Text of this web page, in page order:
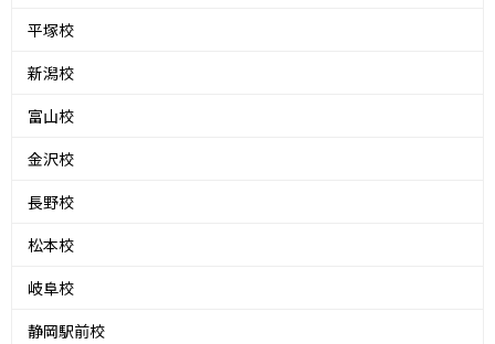
平塚校
新潟校
富山校
金沢校
長野校
松本校
岐阜校
静岡駅前校